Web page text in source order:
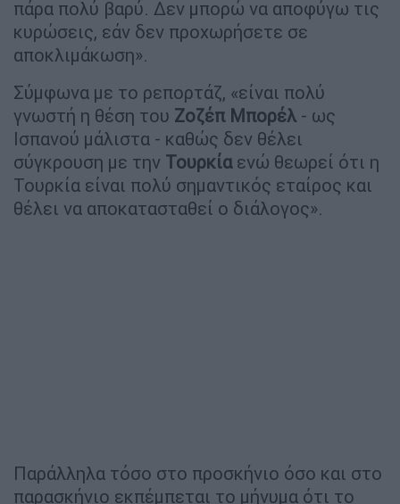
πάρα πολύ βαρύ. Δεν μπορώ να αποφύγω τις
κυρώσεις, εάν δεν προχωρήσετε σε
αποκλιμάκωση».
Σύμφωνα με το ρεπορτάζ, «είναι πολύ
γνωστή η θέση του Ζοζέπ Μπορέλ - ως
Ισπανού μάλιστα - καθώς δεν θέλει
σύγκρουση με την Τουρκίαενώ θεωρεί ότι η
Τουρκία είναι πολύ σημαντικός εταίρος και
θέλει να αποκατασταθεί ο διάλογος».
Παράλληλα τόσο στο προσκήνιο όσο και στο
παρασκήνιο εκπέμπεται το μήνυμα ότι το